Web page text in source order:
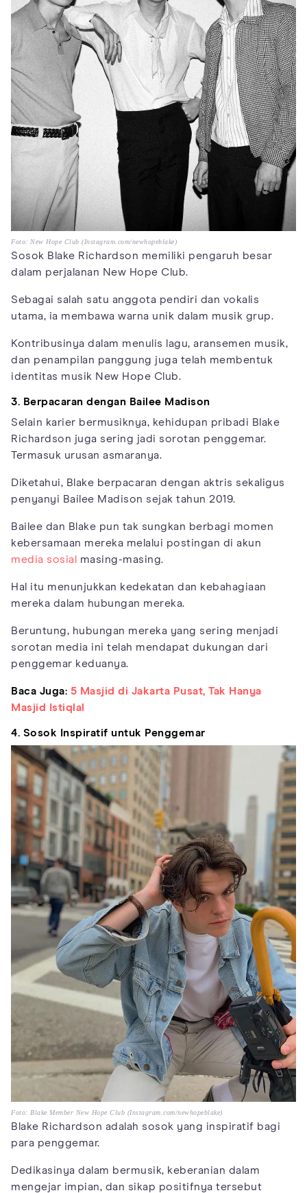
Foto: New Hope Club (Instagram.com/newhopeblake)
Sosok Blake Richardson memiliki pengaruh besar
dalam perjalanan New Hope Club.
Sebagai salah satu anggota pendiri dan vokalis
utama, ia membawa warna unik dalam musik grup.
Kontribusinya dalam menulis lagu, aransemen musik,
dan penampilan panggung juga telah membentuk
identitas musik New Hope Club.
3. Berpacaran dengan Bailee Madison
Selain karier bermusiknya, kehidupan pribadi Blake
Richardson juga sering jadi sorotan penggemar.
Termasuk urusan asmaranya.
Diketahui, Blake berpacaran dengan aktris sekaligus
penyanyi Bailee Madison sejak tahun 2019.
Bailee dan Blake pun tak sungkan berbagi momen
kebersamaan mereka melalui postingan di akun
media sosial masing-masing.
Hal itu menunjukkan kedekatan dan kebahagiaan
mereka dalam hubungan mereka.
Beruntung, hubungan mereka yang sering menjadi
sorotan media ini telah mendapat dukungan dari
penggemar keduanya.
Baca Juga: 5 Masjid di Jakarta Pusat, Tak Hanya
Masjid Istiqlal
4. Sosok Inspiratif untuk Penggemar
Foto: Blake Member New Hope Club (Instagram.com/newhopeblake)
Blake Richardson adalah sosok yang inspiratif bagi
para penggemar.
Dedikasinya dalam bermusik, keberanian dalam
mengejar impian, dan sikap positifnya tersebut